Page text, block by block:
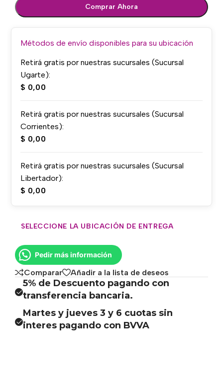
Comprar Ahora
Métodos de envío disponibles para su ubicación
Retirá gratis por nuestras sucursales (Sucursal
Ugarte):
$ 0,00
Retirá gratis por nuestras sucursales (Sucursal
Corrientes):
$ 0,00
Retirá gratis por nuestras sucursales (Sucursal
Libertador):
$ 0,00
SELECCIONE LA UBICACIÓN DE ENTREGA
Pedir más información
Comparar Añadir a la lista de deseos
5% de Descuento pagando con
transferencia bancaria.
Martes y jueves 3 y 6 cuotas sin
interes pagando con BVVA